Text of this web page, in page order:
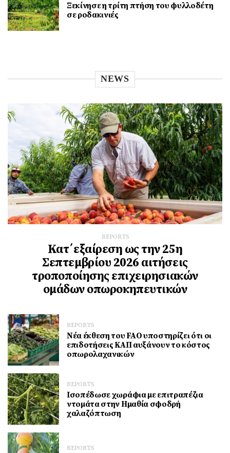
Ξεκίνησε η τρίτη πτήση του φυλλοδέτη
σε ροδακινιές
NEWS
REPORTS
Κατ΄εξαίρεση ως την 25η
Σεπτεμβρίου 2026 αιτήσεις
τροποποίησης επιχειρησιακών
ομάδων οπωροκηπευτικών
REPORTS
Νέα έκθεση του FAO υποστηρίζει ότι οι
επιδοτήσεις ΚΑΠ αυξάνουν το κόστος
οπωρολαχανικών
REPORTS
Ισοπέδωσε χωράφια με επιτραπέζια
ντομάτα στην Ημαθία σφοδρή
χαλαζόπτωση
REPORTS